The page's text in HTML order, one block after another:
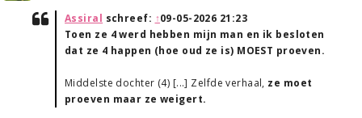
Assiral schreef: ↑09-05-2026 21:23
Toen ze 4 werd hebben mijn man en ik besloten
dat ze 4 happen (hoe oud ze is) MOEST proeven.
Middelste dochter (4) [...] Zelfde verhaal, ze moet
proeven maar ze weigert.